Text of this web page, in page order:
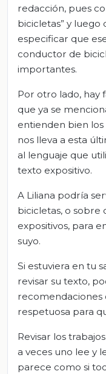
redacción, pues
bicicletas” y luego
especificar que
conductor de
importantes.
Por otro lado, hay
que ya se
entienden bien los
nos lleva a esta
al lenguaje que
texto expositivo.
A Liliana podría
bicicletas, o sobre
expositivos, para
suyo.
Si estuviera en tu
revisar su texto,
recomendaciones
respetuosa para
Revisar los
a veces uno lee y
parece como si